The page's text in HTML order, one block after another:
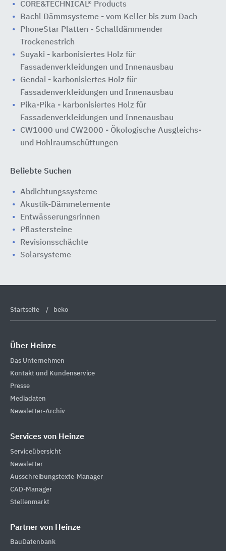
CORE&TECHNICAL® Products
Bachl Dämmsysteme - vom Keller bis zum Dach
PhoneStar Platten - Schalldämmender
Trockenestrich
Suyaki - karbonisiertes Holz für
Fassadenverkleidungen und Innenausbau
Gendai - karbonisiertes Holz für
Fassadenverkleidungen und Innenausbau
Pika-Pika - karbonisiertes Holz für
Fassadenverkleidungen und Innenausbau
CW1000 und CW2000 - Ökologische Ausgleichs-
und Hohlraumschüttungen
Beliebte Suchen
Abdichtungssysteme
Akustik-Dämmelemente
Entwässerungsrinnen
Pflastersteine
Revisionsschächte
Solarsysteme
Startseite beko
Über Heinze
Das Unternehmen
Kontakt und Kundenservice
Presse
Mediadaten
Newsletter-Archiv
Services von Heinze
Serviceübersicht
Newsletter
Ausschreibungstexte-Manager
CAD-Manager
Stellenmarkt
Partner von Heinze
BauDatenbank